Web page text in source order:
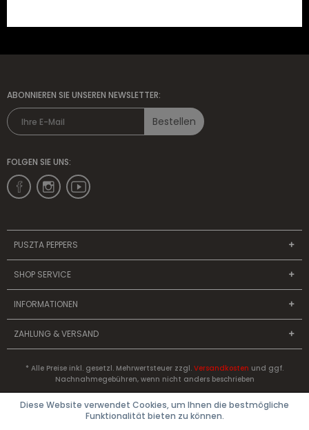
ABONNIEREN SIE UNSEREN NEWSLETTER:
Bestellen
FOLGEN SIE UNS:
PUSZTA PEPPERS
SHOP SERVICE
INFORMATIONEN
ZAHLUNG & VERSAND
* Alle Preise inkl. gesetzl. Mehrwertsteuer zzgl. Versandkosten und ggf.
Nachnahmegebühren, wenn nicht anders beschrieben
Diese Website verwendet Cookies, um Ihnen die bestmögliche
Funktionalität bieten zu können.